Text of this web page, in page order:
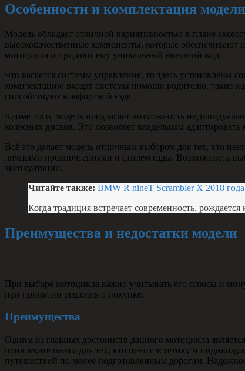
Особенности и комплектация модели
Модель обладает отличной вариативностью в плане
высококачественные компоненты, которые
мотоцикла и придают ему уникальный внешний вид.
Что касается системы управления, то здесь установлены
комплектацию входят системы помощи водителю, такие
способствуют комфортной езде.
Кроме того, модель предлагает возможность
колесных дисков. Это позволяет владельцам
Всё это делает модель отличным выбором для тех, кто
личными предпочтениями и стилем езды. Возможность
эксплуатации.
Читайте также: BMW R nineT Scrambler X 2018
Когда традиция встречает современность,
Преимущества и недостатки модели
При выборе мотоцикла важно учитывать его плюсы и
при принятии решения о покупке.
Преимущества
Одним из главных достоинств данного мотоцикла
привлекательным для тех, кто ценит эстетику и
путешествий по менее подготовленным дорогам.